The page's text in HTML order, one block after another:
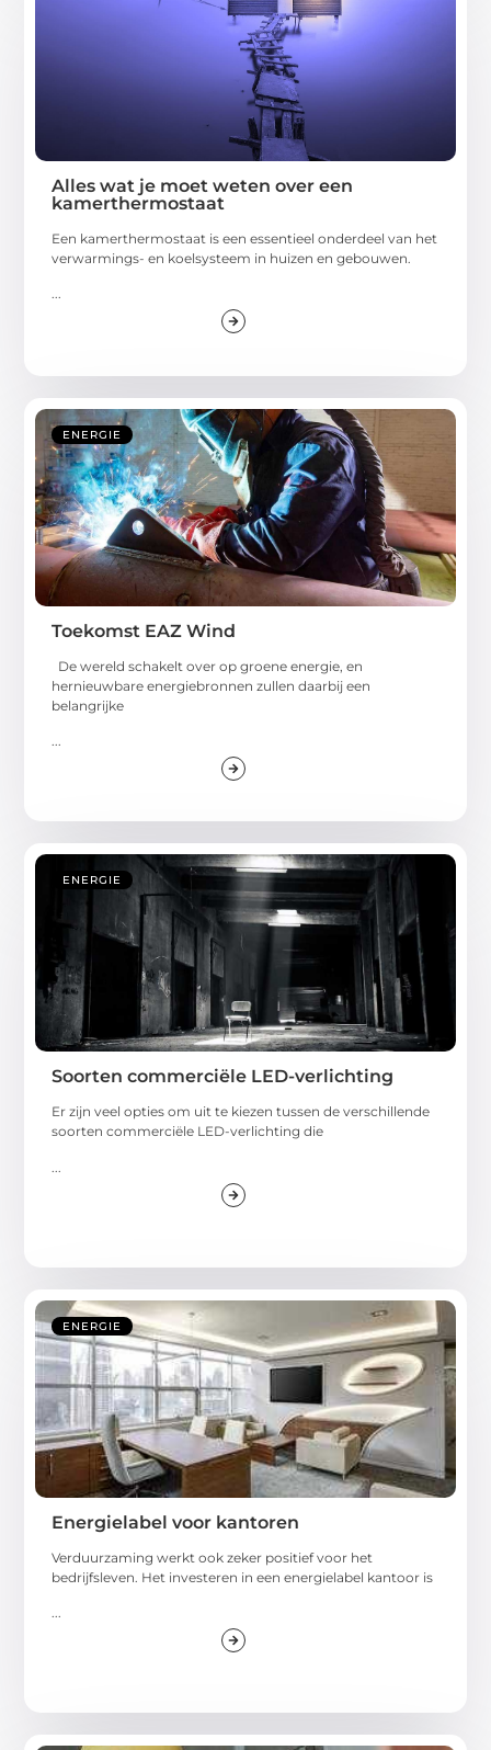
Alles wat je moet weten over een
kamerthermostaat
Een kamerthermostaat is een essentieel onderdeel van het
verwarmings- en koelsysteem in huizen en gebouwen.
ENERGIE
Toekomst EAZ Wind
De wereld schakelt over op groene energie, en
hernieuwbare energiebronnen zullen daarbij een
belangrijke
...
ENERGIE
Soorten commerciële LED-verlichting
Er zijn veel opties om uit te kiezen tussen de verschillende
soorten commerciële LED-verlichting die
ENERGIE
Energielabel voor kantoren
Verduurzaming werkt ook zeker positief voor het
bedrijfsleven. Het investeren in een energielabel kantoor is
...